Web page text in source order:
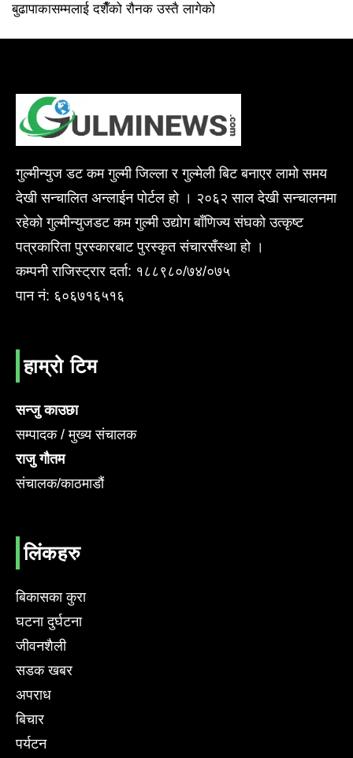
बुढापाकासम्मलाई दशैँको रौनक उस्तै लागेको
गुल्मीन्युज डट कम गुल्मी जिल्ला र गुल्मेली बिट बनाएर लामो समय
देखी सन्चालित अन्लाईन पोर्टल हो । २०६२ साल देखी सन्चालनमा
रहेको गुल्मीन्युजडट कम गुल्मी उद्योग बाँणिज्य संघको उत्कृष्ट
पत्रकारिता पुरस्कारबाट पुरस्कृत संचारसँस्था हो ।
कम्पनी राजिस्ट्रार दर्ता: १८८९८०/७४/०७५
पान नं: ६०६७१६५१६
हाम्रो टिम
सन्जु काउछा
सम्पादक / मुख्य संचालक
राजु गौतम
संचालक/काठमाडौं
लिंकहरु
बिकासका कुरा
घटना दुर्घटना
जीवनशैली
सडक खबर
अपराध
बिचार
पर्यटन